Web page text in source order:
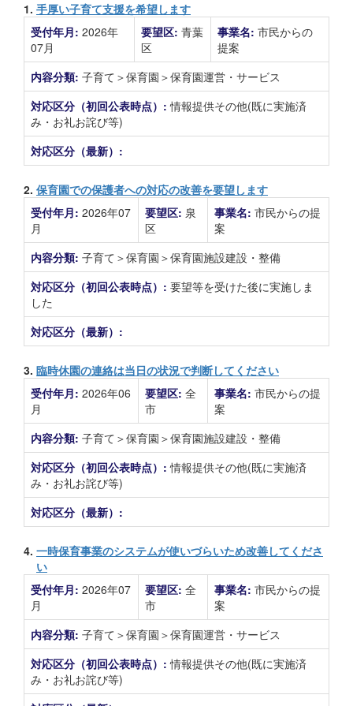
1. 手厚い子育て支援を希望します
受付年月: 2026年
07月
要望区: 青葉
区
事業名: 市民からの
提案
内容分類: 子育て＞保育園＞保育園運営・サービス
対応区分（初回公表時点）:情報提供その他(既に実施済
み・お礼お詫び等)
対応区分（最新）:
2. 保育園での保護者への対応の改善を要望します
受付年月: 2026年07
月
要望区: 泉
区
事業名: 市民からの提
案
内容分類: 子育て＞保育園＞保育園施設建設・整備
対応区分（初回公表時点）: 要望等を受けた後に実施しま
した
対応区分（最新）:
3. 臨時休園の連絡は当日の状況で判断してください
受付年月: 2026年06
月
要望区: 全
市
事業名: 市民からの提
案
内容分類: 子育て＞保育園＞保育園施設建設・整備
対応区分（初回公表時点）:情報提供その他(既に実施済
み・お礼お詫び等)
対応区分（最新）:
4. 一時保育事業のシステムが使いづらいため改善してくださ
い
受付年月: 2026年07
月
要望区: 全
市
事業名: 市民からの提
案
内容分類: 子育て＞保育園＞保育園運営・サービス
対応区分（初回公表時点）:情報提供その他(既に実施済
み・お礼お詫び等)